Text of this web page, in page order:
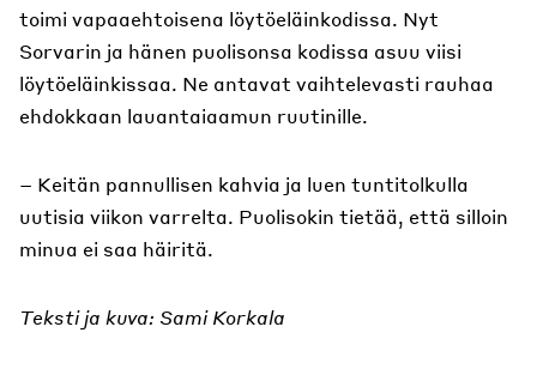
toimi vapaaehtoisena löytöeläinkodissa. Nyt
Sorvarin ja hänen puolisonsa kodissa asuu viisi
löytöeläinkissaa. Ne antavat vaihtelevasti rauhaa
ehdokkaan lauantaiaamun ruutinille.
– Keitän pannullisen kahvia ja luen tuntitolkulla
uutisia viikon varrelta. Puolisokin tietää, että silloin
minua ei saa häiritä.
Teksti ja kuva: Sami Korkala